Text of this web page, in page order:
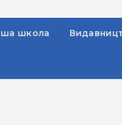
школа